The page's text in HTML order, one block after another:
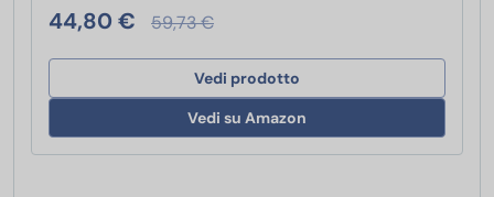
44,80 € 59,73 €
Vedi prodotto
Vedi su Amazon